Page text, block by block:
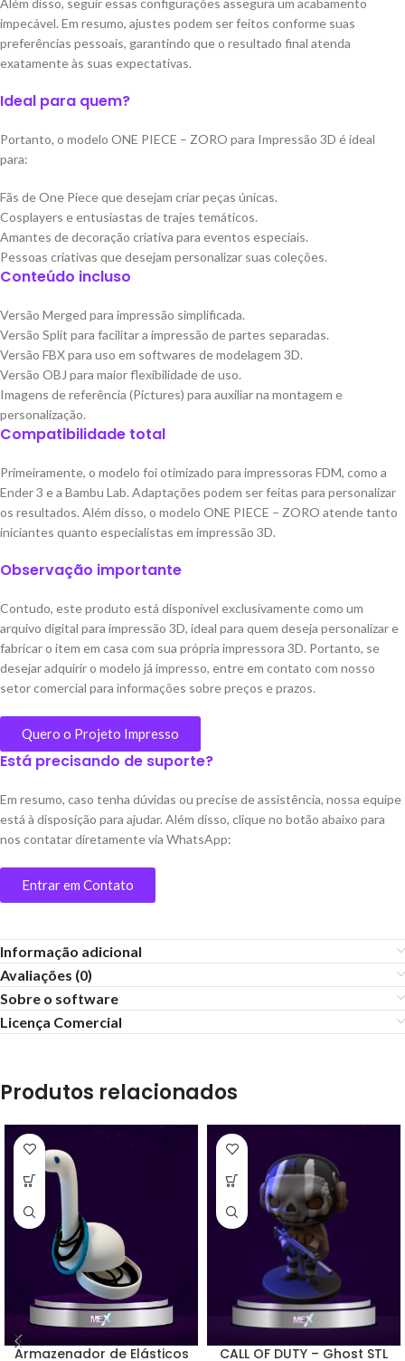
impecável. Em resumo, ajustes podem ser feitos conforme suas
preferências pessoais, garantindo que o resultado final atenda
exatamente às suas expectativas.
Ideal para quem?
Portanto, o modelo ONE PIECE – ZORO para Impressão 3D é ideal
para:
Fãs de One Piece que desejam criar peças únicas.
Cosplayers e entusiastas de trajes temáticos.
Amantes de decoração criativa para eventos especiais.
Pessoas criativas que desejam personalizar suas coleções.
Conteúdo incluso
Versão Merged para impressão simplificada.
Versão Split para facilitar a impressão de partes separadas.
Versão FBX para uso em softwares de modelagem 3D.
Versão OBJ para maior flexibilidade de uso.
Imagens de referência (Pictures) para auxiliar na montagem e
personalização.
Compatibilidade total
Primeiramente, o modelo foi otimizado para impressoras FDM, como a
Ender 3 e a Bambu Lab. Adaptações podem ser feitas para personalizar
os resultados. Além disso, o modelo ONE PIECE – ZORO atende tanto
iniciantes quanto especialistas em impressão 3D.
Observação importante
Contudo, este produto está disponível exclusivamente como um
arquivo digital para impressão 3D, ideal para quem deseja personalizar e
fabricar o item em casa com sua própria impressora 3D. Portanto, se
desejar adquirir o modelo já impresso, entre em contato com nosso
setor comercial para informações sobre preços e prazos.
Quero o Projeto Impresso
Está precisando de suporte?
Em resumo, caso tenha dúvidas ou precise de assistência, nossa equipe
está à disposição para ajudar. Além disso, clique no botão abaixo para
nos contatar diretamente via WhatsApp:
Entrar em Contato
Informação adicional
Avaliações (0)
Sobre o software
Licença Comercial
Produtos relacionados
Armazenador de Elásticos
CALL OF DUTY – Ghost STL